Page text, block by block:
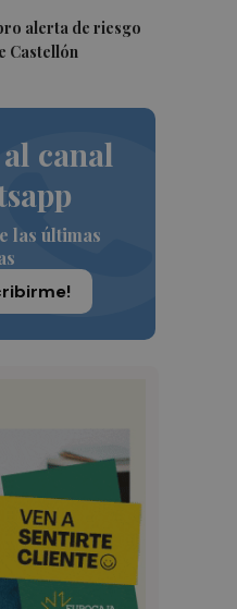
alerta de riesgo
Castellón
al canal
las últimas